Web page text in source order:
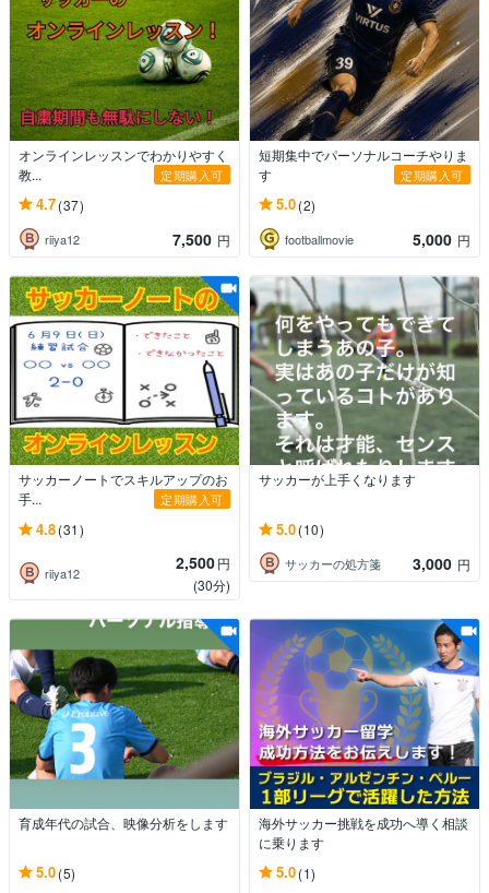
オンラインレッスンでわかりやすく
教...
定期購入可
4.7(37)
riiya12 7,500 円
短期集中でパーソナルコーチやりま
す
定期購入可
5.0(2)
footballmovie 5,000 円
サッカーノートでスキルアップのお
手...
定期購入可
4.8(31)
riiya12 2,500円
(30分)
サッカーが上手くなります
5.0(10)
サッカーの処方箋 3,000 円
育成年代の試合、映像分析をします
5.0(5)
海外サッカー挑戦を成功へ導く相談
に乗ります
5.0(1)